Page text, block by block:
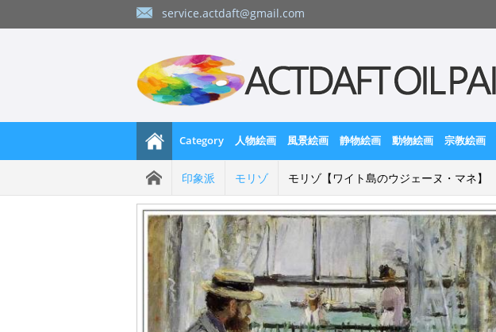
service.actdaft@gmail.com
Category 人物絵画 風景絵画 静物絵画 動物絵画 宗教絵画
印象派 モリゾ モリゾ【ワイト島のウジェーヌ・マネ】